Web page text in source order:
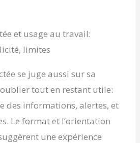
et usage au travail:
limites
se juge aussi sur sa
tout en restant utile:
des informations, alertes, et
Le format et l’orientation
une expérience